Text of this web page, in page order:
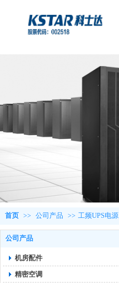
首页 >> 公司产品 >> 工频UPS电源
公司产品
机房配件
精密空调